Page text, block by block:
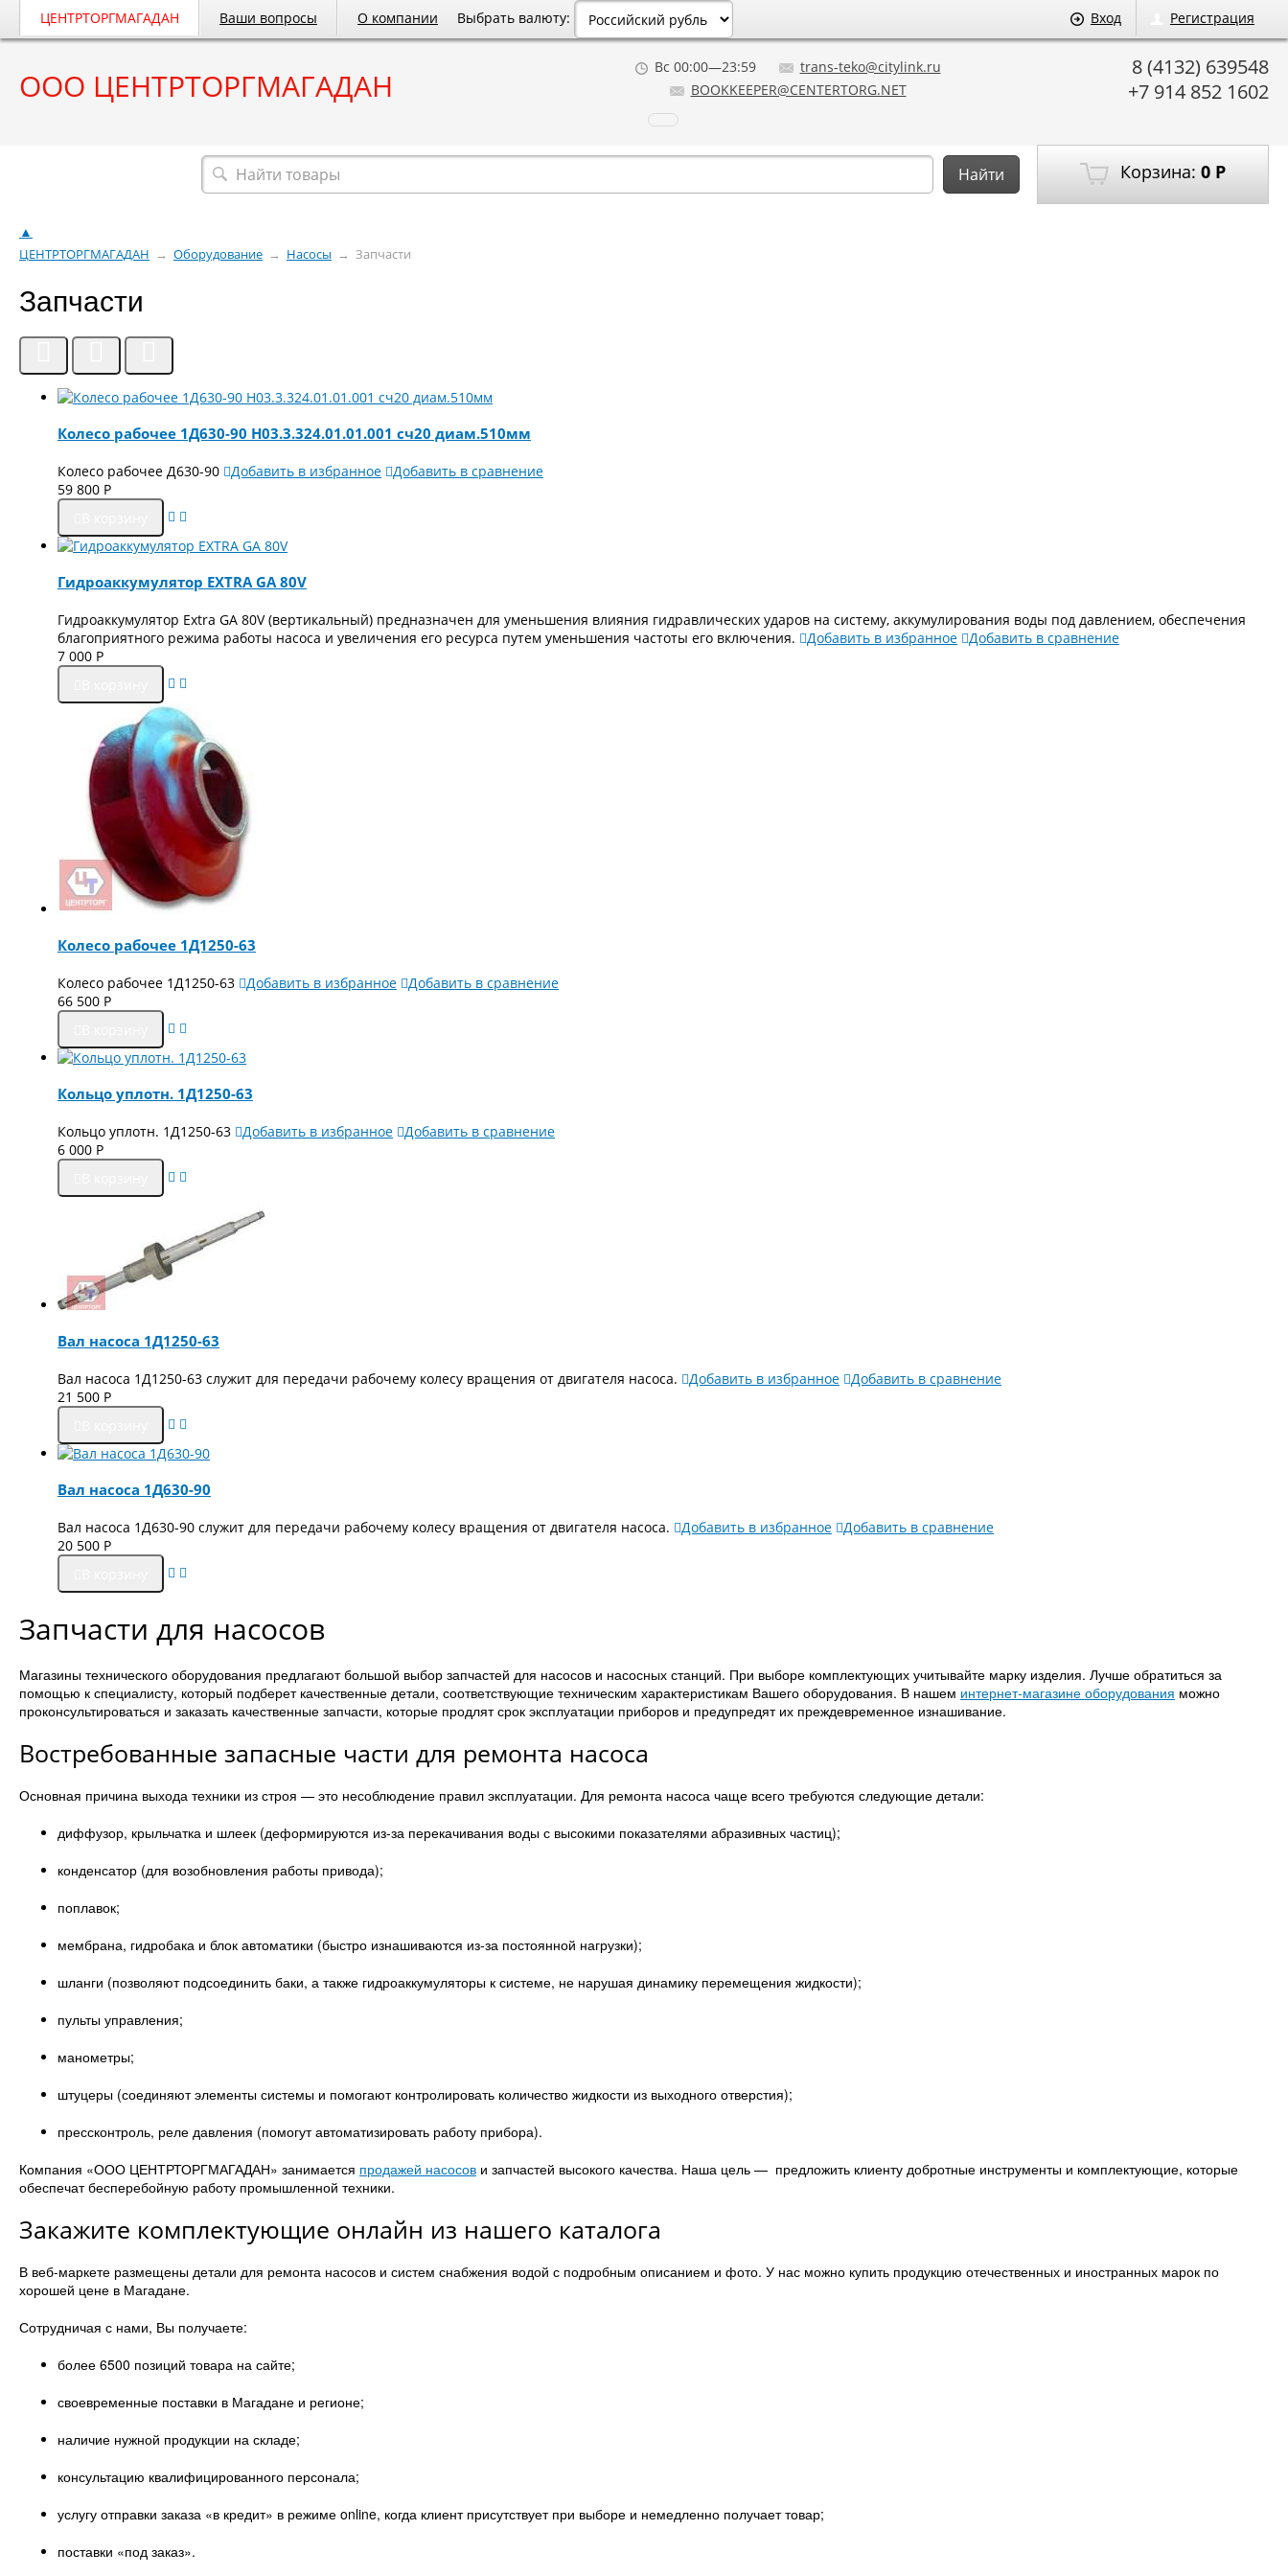
ЦЕНТРТОРГМАГАДАН Ваши вопросы О компании Вход Регистрация
Выбрать валюту:
ООО ЦЕНТРТОРГМАГАДАН
8 (4132) 639548
+7 914 852 1602
Вс 00:00—23:59
trans-teko@citylink.ru
BOOKKEEPER@CENTERTORG.NET
Корзина: 0 Р
Найти
▲
ЦЕНТРТОРГМАГАДАН → Оборудование → Насосы → Запчасти
Запчасти
Колесо рабочее 1Д630-90 Н03.3.324.01.01.001 сч20 диам.510мм
Колесо рабочее Д630-90 Добавить в избранное
Добавить в сравнение
59 800 Р
Гидроаккумулятор EXTRA GA 80V
Гидроаккумулятор Extra GA 80V (вертикальный) предназначен для уменьшения влияния гидравлических ударов на систему, аккумулирования воды под давлением, обеспечения
благоприятного режима работы насоса и увеличения его ресурса путем уменьшения частоты его включения.
Добавить в избранное
Добавить в сравнение
7 000 Р
Колесо рабочее 1Д1250-63
Колесо рабочее 1Д1250-63 Добавить в избранное
Добавить в сравнение
66 500 Р
Кольцо уплотн. 1Д1250-63
Кольцо уплотн. 1Д1250-63 Добавить в избранное
Добавить в сравнение
6 000 Р
Вал насоса 1Д1250-63
Вал насоса 1Д1250-63 служит для передачи рабочему колесу вращения от двигателя насоса. Добавить в избранное
Добавить в сравнение
21 500 Р
Вал насоса 1Д630-90
Вал насоса 1Д630-90 служит для передачи рабочему колесу вращения от двигателя насоса. Добавить в избранное
Добавить в сравнение
20 500 Р
Запчасти для насосов
Магазины технического оборудования предлагают большой выбор запчастей для насосов и насосных станций. При выборе комплектующих учитывайте марку изделия. Лучше обратиться за
помощью к специалисту, который подберет качественные детали, соответствующие техническим характеристикам Вашего оборудования. В нашем интернет-магазине оборудования можно
проконсультироваться и заказать качественные запчасти, которые продлят срок эксплуатации приборов и предупредят их преждевременное изнашивание.
Востребованные запасные части для ремонта насоса
Основная причина выхода техники из строя — это несоблюдение правил эксплуатации. Для ремонта насоса чаще всего требуются следующие детали:
диффузор, крыльчатка и шлеек (деформируются из-за перекачивания воды с высокими показателями абразивных частиц);
конденсатор (для возобновления работы привода);
поплавок;
мембрана, гидробака и блок автоматики (быстро изнашиваются из-за постоянной нагрузки);
шланги (позволяют подсоединить баки, а также гидроаккумуляторы к системе, не нарушая динамику перемещения жидкости);
пульты управления;
манометры;
штуцеры (соединяют элементы системы и помогают контролировать количество жидкости из выходного отверстия);
прессконтроль, реле давления (помогут автоматизировать работу прибора).
Компания «ООО ЦЕНТРТОРГМАГАДАН»‎ занимается продажей насосов и запчастей высокого качества. Наша цель — предложить клиенту добротные инструменты и комплектующие, которые
обеспечат бесперебойную работу промышленной техники.
Закажите комплектующие онлайн из нашего каталога
В веб-маркете размещены детали для ремонта насосов и систем снабжения водой с подробным описанием и фото. У нас можно купить продукцию отечественных и иностранных марок по
хорошей цене в Магадане.
Сотрудничая с нами, Вы получаете:
более 6500 позиций товара на сайте;
своевременные поставки в Магадане и регионе;
наличие нужной продукции на складе;
консультацию квалифицированного персонала;
услугу отправки заказа «в кредит»‎ в режиме online‎, когда клиент присутствует при выборе и немедленно получает товар;
поставки «под заказ».